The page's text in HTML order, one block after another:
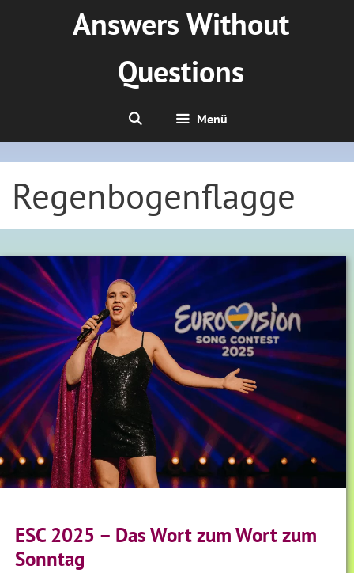
Answers Without
Questions
Menü
Regenbogenflagge
ESC 2025 – Das Wort zum Wort zum
Sonntag